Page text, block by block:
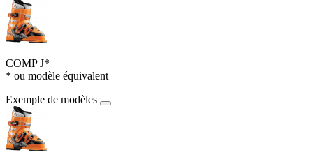
COMP J*
* ou modèle équivalent
Exemple de modèles